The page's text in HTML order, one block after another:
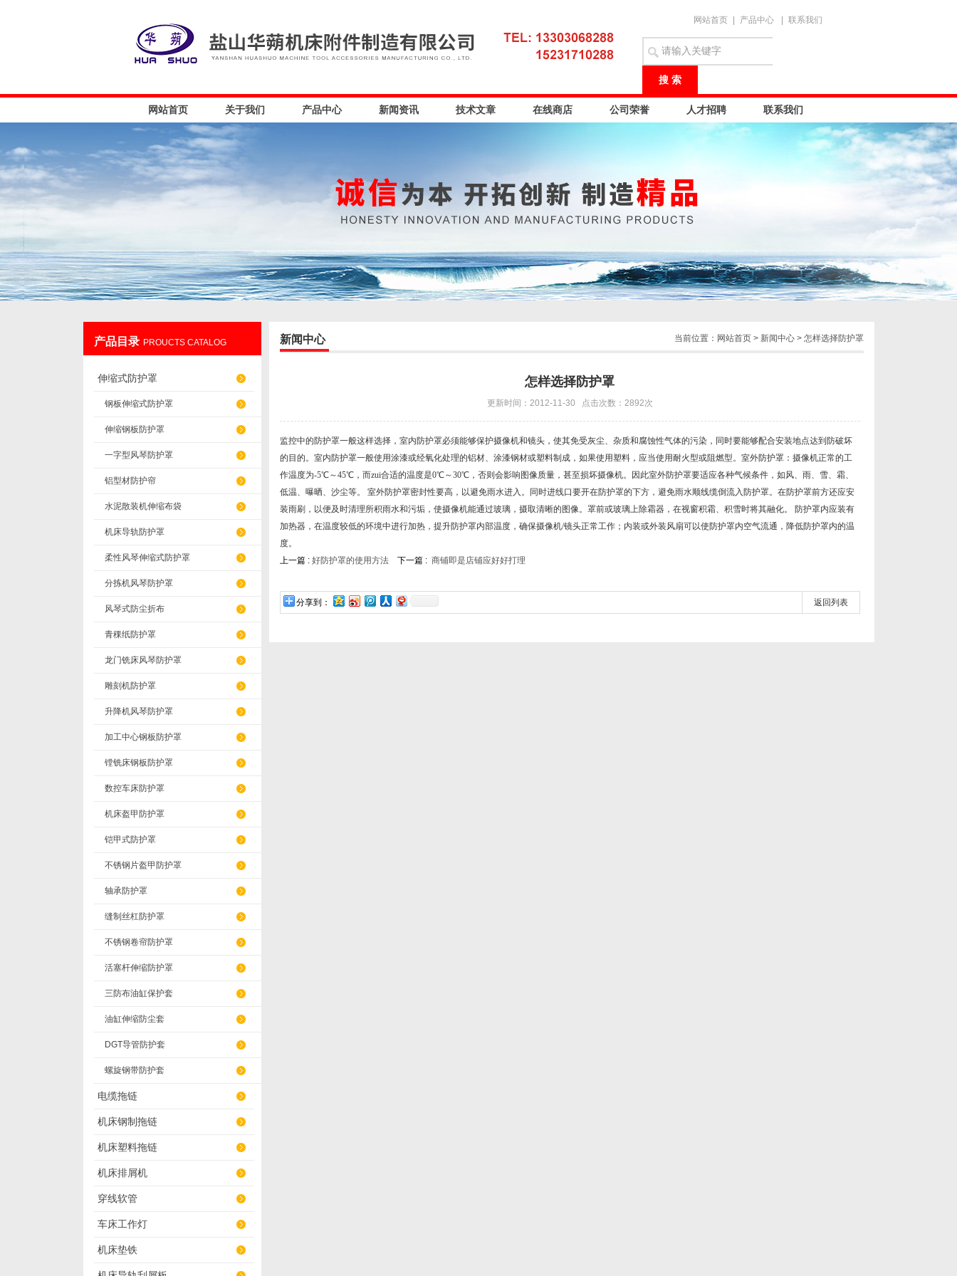
盐山华蒴机床附件制造有限公司
网站首页 产品中心 联系我们
网站首页 关于我们 产品中心 新闻资讯 技术文章 在线商店 公司荣誉 人才招聘 联系我们
产品目录 PROUCTS CATALOG
伸缩式防护罩
钢板伸缩式防护罩
伸缩钢板防护罩
一字型风琴防护罩
铝型材防护帘
水泥散装机伸缩布袋
机床导轨防护罩
柔性风琴伸缩式防护罩
分拣机风琴防护罩
风琴式防尘折布
青稞纸防护罩
龙门铣床风琴防护罩
雕刻机防护罩
升降机风琴防护罩
加工中心钢板防护罩
镗铣床钢板防护罩
数控车床防护罩
机床盔甲防护罩
铠甲式防护罩
不锈钢片盔甲防护罩
轴承防护罩
缝制丝杠防护罩
不锈钢卷帘防护罩
活塞杆伸缩防护罩
三防布油缸保护套
油缸伸缩防尘套
DGT导管防护套
螺旋钢带防护套
电缆拖链
机床钢制拖链
机床塑料拖链
机床排屑机
穿线软管
车床工作灯
机床垫铁
当前位置： 网站首页> 新闻中心> 怎样选择防护罩
新闻中心
怎样选择防护罩
更新时间：2012-11-30 点击次数：2892次
监控中的防护罩一般这样选择，室内防护罩必须能够保护摄像机和镜头，使其免受灰尘、杂质和腐蚀性气体的污染，同时要能够配合安装地点达到防破坏
的目的。室内防护罩一般使用涂漆或经氧化处理的铝材、涂漆钢材或塑料制成，如果使用塑料，应当使用耐火型或阻燃型。室外防护罩：摄像机正常的工
作温度为-5℃～45℃，而zui合适的温度是0℃～30℃，否则会影响图像质量，甚至损坏摄像机。因此室外防护罩要适应各种气候条件，如风、雨、雪、霜、
低温、曝晒、沙尘等。 室外防护罩密封性要高，以避免雨水进入。同时进线口要开在防护罩的下方，避免雨水顺线缆倒流入防护罩。在防护罩前方还应安
装雨刷，以便及时清理所积雨水和污垢，使摄像机能通过玻璃，摄取清晰的图像。罩前或玻璃上除霜器，在视窗积霜、积雪时将其融化。 防护罩内应装有
加热器，在温度较低的环境中进行加热，提升防护罩内部温度，确保摄像机/镜头正常工作；内装或外装风扇可以使防护罩内空气流通，降低防护罩内的温
度。
上一篇 : 好防护罩的使用方法下一篇 : 商铺即是店铺应好好打理
分享到： 返回列表